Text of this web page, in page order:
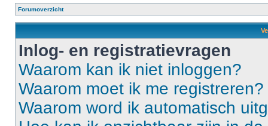
Forumoverzicht
Inlog- en registratievragen
Waarom kan ik niet inloggen?
Waarom moet ik me registreren?
Waarom word ik automatisch